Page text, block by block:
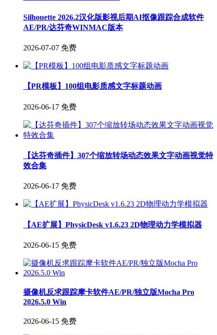
Silhouette 2026.2汉化版影视后期AI抠像跟踪合成软件
AE/PR/达芬奇WINMAC版本
2026-07-07 免费
【PR模板】100组电影质感文字标题动画
2026-06-17 免费
【达芬奇插件】307个缩放转场动态效果文字动画视觉特
效合集
2026-06-17 免费
【AE扩展】PhysicDesk v1.6.23 2D物理动力学模拟器
2026-06-15 免费
摄像机反求跟踪摩卡软件AE/PR/独立版Mocha Pro
2026.5.0 Win
2026-06-15 免费